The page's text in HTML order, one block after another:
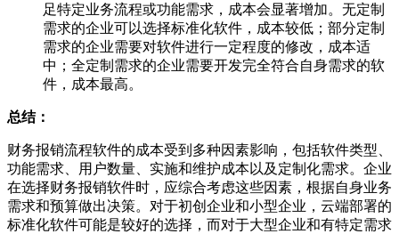
足特定业务流程或功能需求，成本会显著增加。无定制
需求的企业可以选择标准化软件，成本较低；部分定制
需求的企业需要对软件进行一定程度的修改，成本适
中；全定制需求的企业需要开发完全符合自身需求的软
件，成本最高。
总结：
财务报销流程软件的成本受到多种因素影响，包括软件类型、
功能需求、用户数量、实施和维护成本以及定制化需求。企业
在选择财务报销软件时，应综合考虑这些因素，根据自身业务
需求和预算做出决策。对于初创企业和小型企业，云端部署的
标准化软件可能是较好的选择，而对于大型企业和有特定需求